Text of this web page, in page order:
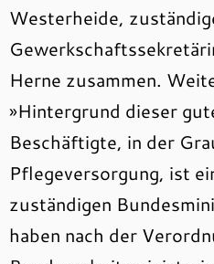
Westerheide,
Herne zusammen.
»Hintergrund dieser
Beschäftigte, in der
Pflegeversorgung, ist
zuständigen
haben nach der